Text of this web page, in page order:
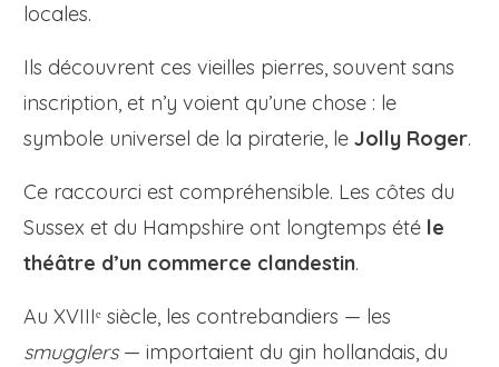
locales.
Ils découvrent ces vieilles pierres, souvent sans
inscription, et n’y voient qu’une chose : le
symbole universel de la piraterie, le Jolly Roger.
Ce raccourci est compréhensible. Les côtes du
Sussex et du Hampshire ont longtemps été le
théâtre d’un commerce clandestin.
Au XVIIIᵉ siècle, les contrebandiers — les
smugglers— importaient du gin hollandais, du